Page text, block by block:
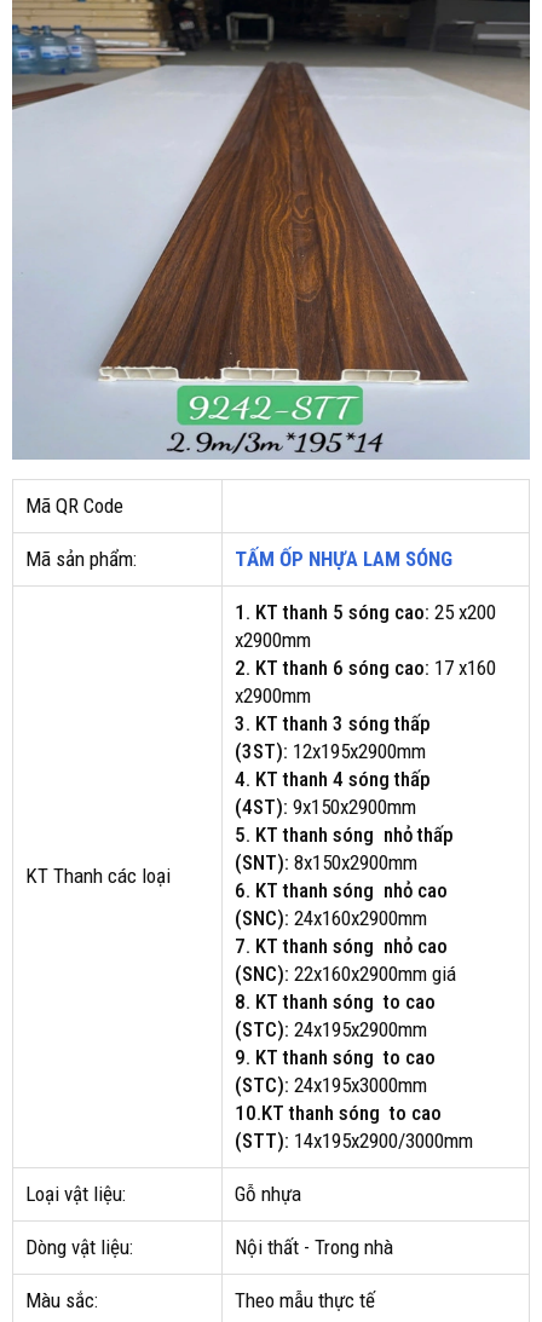
Mã QR Code
Mã sản phẩm: TẤM ỐP NHỰA LAM SÓNG
KT Thanh các loại
1. KT thanh 5 sóng cao: 25 x200
x2900mm
2. KT thanh 6 sóng cao: 17 x160
x2900mm
3. KT thanh 3 sóng thấp
(3ST): 12x195x2900mm
4. KT thanh 4 sóng thấp
(4ST): 9x150x2900mm
5. KT thanh sóng nhỏ thấp
(SNT): 8x150x2900mm
6. KT thanh sóng nhỏ cao
(SNC): 24x160x2900mm
7. KT thanh sóng nhỏ cao
(SNC): 22x160x2900mm giá
8. KT thanh sóng to cao
(STC): 24x195x2900mm
9. KT thanh sóng to cao
(STC): 24x195x3000mm
10.KT thanh sóng to cao
(STT): 14x195x2900/3000mm
Loại vật liệu: Gỗ nhựa
Dòng vật liệu: Nội thất - Trong nhà
Màu sắc: Theo mẫu thực tế